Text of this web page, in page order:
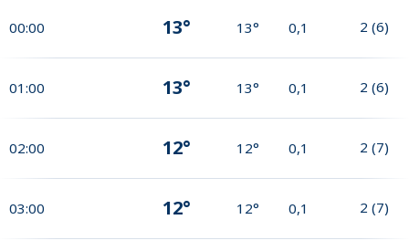
00:00 13° 13° 0,1 2 (6)
01:00 13° 13° 0,1 2 (6)
02:00 12° 12° 0,1 2 (7)
03:00 12° 12° 0,1 2 (7)